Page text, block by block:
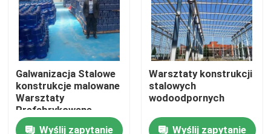
Wycieczka po fabryce
Kontrola jakości
Skontaktuj się z nami
Nowości
Galwanizacja Stalowe
konstrukcje malowane
Warsztaty
Prefabrykowane
budynki warsztaty
Wyślij zapytanie
Warsztaty konstrukcji
stalowych
wodoodpornych
Wyślij zapytanie